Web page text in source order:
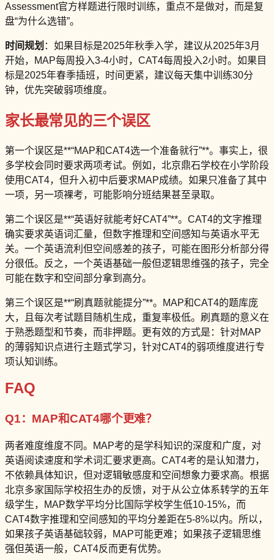
Assessment官方样题进行限时训练，重点不是做对，而是复
盘“为什么选错”。
时间规划 ：如果目标是2025年秋季入学，建议从2025年3月
开始，MAP每周投入3-4小时，CAT4每周投入2小时。如果目
标是2025年春季插班，时间更紧，建议每天集中训练30分
钟，优先突破弱项维度。
家长最常见的三个误区
第一个误区是**“MAP和CAT4选一个准备就行”**。事实上，很
多学校会同时要求两项考试。例如，北京鼎石学校在小学阶段
使用CAT4，但升入初中后要求MAP成绩。如果只准备了其中
一项，另一项裸考，可能影响分班结果甚至录取。
第二个误区是**“英语好就能考好CAT4”**。CAT4的文字推理
确实要求英语词汇量，但数字推理和空间感知与英语水平无
关。一个英语流利但空间感差的孩子，可能在图形分析部分得
分很低。反之，一个英语基础一般但逻辑思维强的孩子，完全
可能在数字和空间部分拿到高分。
第三个误区是**“刷真题就能提分”**。MAP和CAT4的题库庞
大，且每次考试题目随机生成，重复率极低。刷真题的意义在
于熟悉题型和节奏，而非押题。更有效的方式是：针对MAP
的薄弱知识点进行主题式学习，针对CAT4的弱项维度进行专
项认知训练。
FAQ
Q1：MAP和CAT4哪个更难？
两者难度维度不同。MAP考的是学科知识的深度和广度，对
英语阅读速度和学术词汇要求更高。CAT4考的是认知潜力，
不依赖具体知识，但对逻辑敏感度和空间想象力要求高。根据
北京多家国际学校招生办的反馈，对于从公立体系转学的五年
级学生，MAP数学平均分比国际学校学生低10-15%，而
CAT4数字推理和空间感知的平均分差距在5-8%以内。所以，
如果孩子英语基础较弱，MAP可能更难；如果孩子逻辑思维
强但英语一般，CAT4反而更有优势。